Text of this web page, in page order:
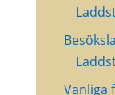
Vanliga